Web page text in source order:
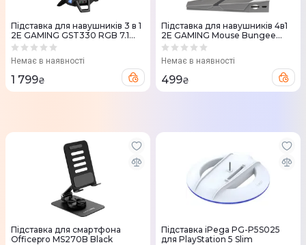
Підставка для навушників 3 в 1
2E GAMING GST330 RGB 7.1
USB (Black) 2E-GST330UB
Немає в наявності
1 799₴
Підставка для навушників 4в1
2E GAMING Mouse Bungee
Scorpio USB (Silver) 2E-MB001U
Немає в наявності
499₴
Підставка для смартфона
Officepro MS270B Black
Підставка iPega PG-P5S025
для PlayStation 5 Slim